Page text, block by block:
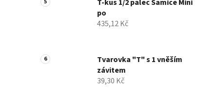
T-kus 1/2 palec Samice Mini
po
435,12 Kč
Tvarovka "T" s 1 vněším
závitem
39,30 Kč